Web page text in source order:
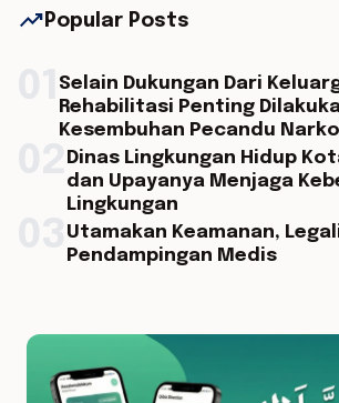
trending_up Popular Posts
Selain Dukungan Dari
Rehabilitasi Penting
Kesembuhan Pecandu
Dinas Lingkungan Hidup
dan Upayanya Menjaga
Lingkungan
Utamakan Keamanan,
Pendampingan Medis